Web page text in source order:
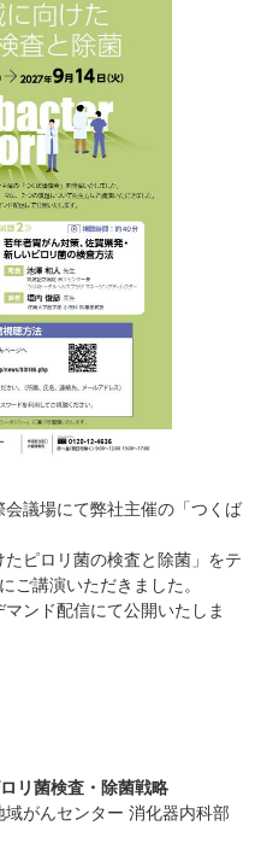
議場にて弊社主催の「つくば
ピロリ菌の検査と除菌」をテ
ご講演いただきました。
ンド配信にて公開いたしま
リ菌検査・除菌戦略
がんセンター 消化器内科部